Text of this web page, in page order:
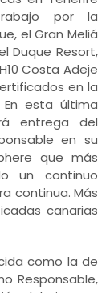
por la
el Gran Meliá
Duque Resort,
Costa Adeje
en la
En esta última
entrega del
en su
que más
un continuo
continua. Más
canarias
como la de
Responsable,